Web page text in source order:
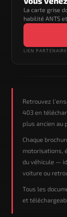
La carte grise
habilité ANTS
LIEN PARTENAIRE
Retrouvez
403 en
plus ancien au
Chaque
motorisations,
du véhicule —
voiture ou
Tous les
et